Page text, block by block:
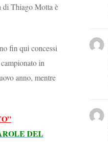
di Thiago Motta è
fin qui concessi
in
anno, mentre
DEL